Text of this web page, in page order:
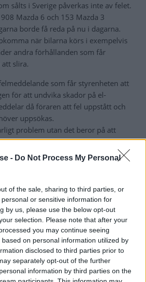
- Do Not Process My Personal
of the sale, sharing to third parties, or
or sensitive information for
by us, please use the below opt-out
selection. Please note that after your
you may continue seeing
on personal information utilized by
disclosed to third parties prior to
separately opt-out of the further
information by third parties on the
sålts i Sverige påverkas inte av felet.
Mazda 6 och 153 Mazda 3
borde få reda på nu i dagarna.
när bilarna körs i exempelvis
andra förhållanden som får
slira.
som får styrenheten att
för att undvika skador på el-
då föraren att fel uppstått och
uppsökas.
problem utan det beror på att
är för snäva, säger Stefan
Sverige.
problemet åtgärdat kan batteriet
du om Mazdas problem med
ARTIKLAR OM